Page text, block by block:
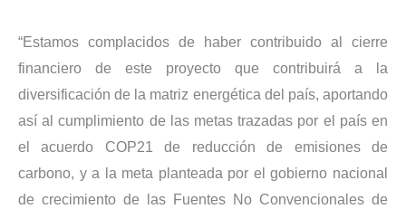
“Estamos complacidos de haber contribuido al cierre
financiero de este proyecto que contribuirá a la
diversificación de la matriz energética del país, aportando
así al cumplimiento de las metas trazadas por el país en
el acuerdo COP21 de reducción de emisiones de
carbono, y a la meta planteada por el gobierno nacional
de crecimiento de las Fuentes No Convencionales de